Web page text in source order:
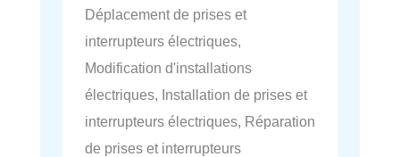
Déplacement de prises et
interrupteurs électriques,
Modification d'installations
électriques, Installation de prises et
interrupteurs électriques, Réparation
de prises et interrupteurs